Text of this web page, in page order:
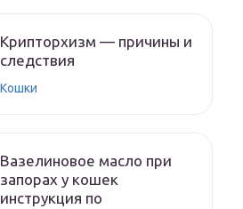
Крипторхизм — причины и
следствия
Кошки
Вазелиновое масло при
запорах у кошек
инструкция по